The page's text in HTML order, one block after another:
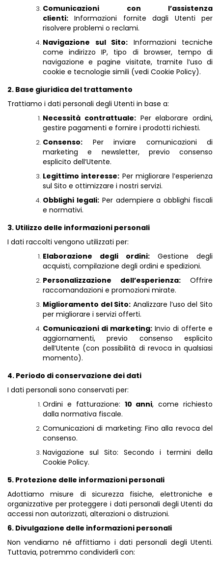
Comunicazioni con l’assistenza
clienti: Informazioni fornite dagli Utenti per
risolvere problemi o reclami.
Navigazione sul Sito: Informazioni tecniche
come indirizzo IP, tipo di browser, tempo di
navigazione e pagine visitate, tramite l’uso di
cookie e tecnologie simili (vedi Cookie Policy).
2. Base giuridica del trattamento
Trattiamo i dati personali degli Utenti in base a:
Necessità contrattuale:Per elaborare ordini,
gestire pagamenti e fornire i prodotti richiesti.
Consenso: Per inviare comunicazioni di
marketing e newsletter, previo consenso
esplicito dell’Utente.
Legittimo interesse: Per migliorare l’esperienza
sul Sito e ottimizzare i nostri servizi.
Obblighi legali:Per adempiere a obblighi fiscali
e normativi.
3. Utilizzo delle informazioni personali
I dati raccolti vengono utilizzati per:
Elaborazione degli ordini: Gestione degli
acquisti, compilazione degli ordini e spedizioni.
Personalizzazione dell’esperienza: Offrire
raccomandazioni e promozioni mirate.
Miglioramento del Sito: Analizzare l’uso del Sito
per migliorare i servizi offerti.
Comunicazioni di marketing: Invio di offerte e
aggiornamenti, previo consenso esplicito
dell’Utente (con possibilità di revoca in qualsiasi
momento).
4. Periodo di conservazione dei dati
I dati personali sono conservati per:
Ordini e fatturazione: 10 anni, come richiesto
dalla normativa fiscale.
Comunicazioni di marketing: Fino alla revoca del
consenso.
Navigazione sul Sito: Secondo i termini della
Cookie Policy.
5. Protezione delle informazioni personali
Adottiamo misure di sicurezza fisiche, elettroniche e
organizzative per proteggere i dati personali degli Utenti da
accessi non autorizzati, alterazioni o distruzioni.
6. Divulgazione delle informazioni personali
Non vendiamo né affittiamo i dati personali degli Utenti.
Tuttavia, potremmo condividerli con: